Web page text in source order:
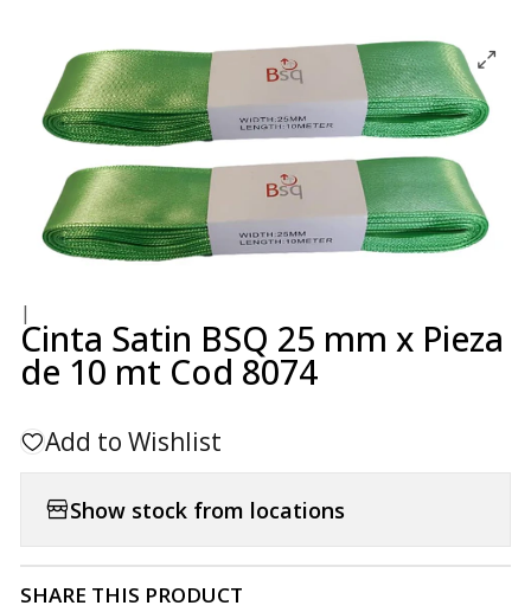
|
Cinta Satin BSQ 25 mm x Pieza
de 10 mt Cod 8074
Add to Wishlist
Show stock from locations
SHARE THIS PRODUCT